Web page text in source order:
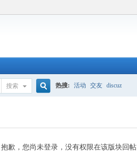
搜索
索
热搜: 活动 交友 discuz
抱歉，您尚未登录，没有权限在该版块回帖